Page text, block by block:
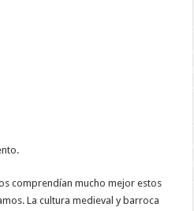
comprendían mucho mejor estos
La cultura medieval y barroca